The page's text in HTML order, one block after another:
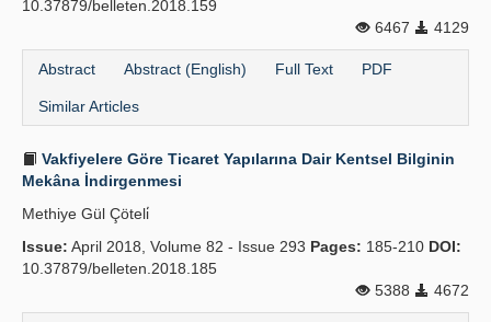
Guidelines
Contact Us
10.37879/belleten.2018.159
6467
4129
Abstract Abstract (English) Full Text PDF
Similar Articles
Vakfiyelere Göre Ticaret Yapılarına Dair Kentsel Bilginin
Mekâna İndirgenmesi
Methiye Gül Çöteli̇
Issue: April 2018, Volume 82 - Issue 293 Pages: 185-210 DOI:
10.37879/belleten.2018.185
5388
4672